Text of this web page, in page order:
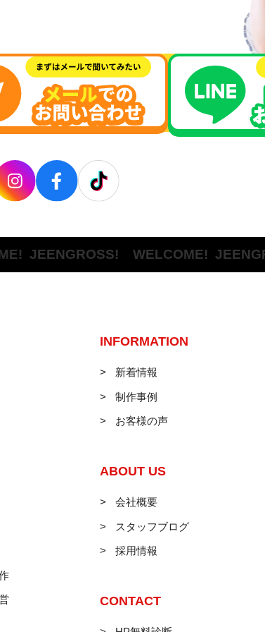
WELCOME!
INFORMATION
新着情報
制作事例
お客様の声
ABOUT US
会社概要
スタッフブログ
採用情報
CONTACT